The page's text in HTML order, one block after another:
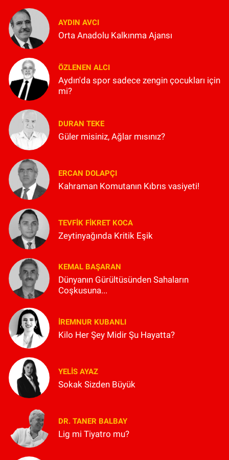
AYDIN AVCI
Orta Anadolu Kalkınma Ajansı
ÖZLENEN ALCI
Aydın'da spor sadece zengin çocukları için
mi?
DURAN TEKE
Güler misiniz, Ağlar mısınız?
ERCAN DOLAPÇI
Kahraman Komutanın Kıbrıs vasiyeti!
TEVFIK FIKRET KOCA
Zeytinyağında Kritik Eşik
KEMAL BAŞARAN
Dünyanın Gürültüsünden Sahaların
Coşkusuna...
İREMNUR KUBANLI
Kilo Her Şey Midir Şu Hayatta?
YELIS AYAZ
Sokak Sizden Büyük
DR. TANER BALBAY
Lig mi Tiyatro mu?